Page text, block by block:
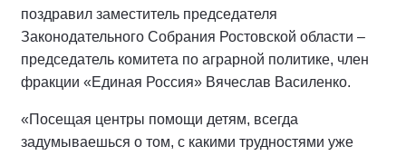
поздравил заместитель председателя
Законодательного Собрания Ростовской области –
председатель комитета по аграрной политике, член
фракции «Единая Россия» Вячеслав Василенко.
«Посещая центры помощи детям, всегда
задумываешься о том, с какими трудностями уже